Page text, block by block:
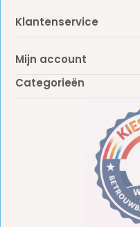
Klantenservice
Mijn account
Categorieën